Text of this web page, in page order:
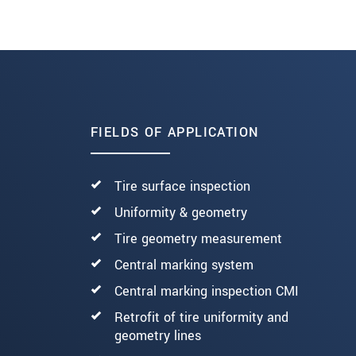
markingCONTROL CMI 8303.I
FIELDS OF APPLICATION
Tire surface inspection
Uniformity & geometry
Tire geometry measurement
Central marking system
Central marking inspection CMI
Retrofit of tire uniformity and
geometry lines